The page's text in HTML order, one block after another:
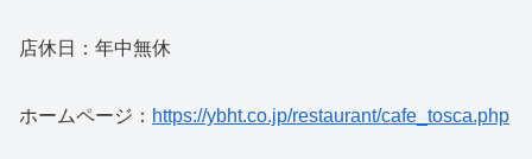
店休日：年中無休
ホームページ： https://ybht.co.jp/restaurant/cafe_tosca.php